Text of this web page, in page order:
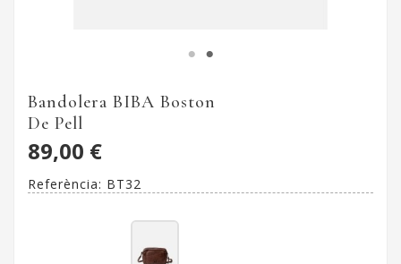
Bandolera BIBA Boston
De Pell
89,00 €
Referència: BT32